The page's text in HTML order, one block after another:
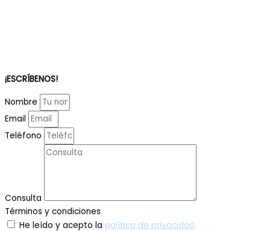
¡ESCRÍBENOS!
Nombre
Email
Teléfono
Consulta
Términos y condiciones
He leído y acepto la política de privacidad